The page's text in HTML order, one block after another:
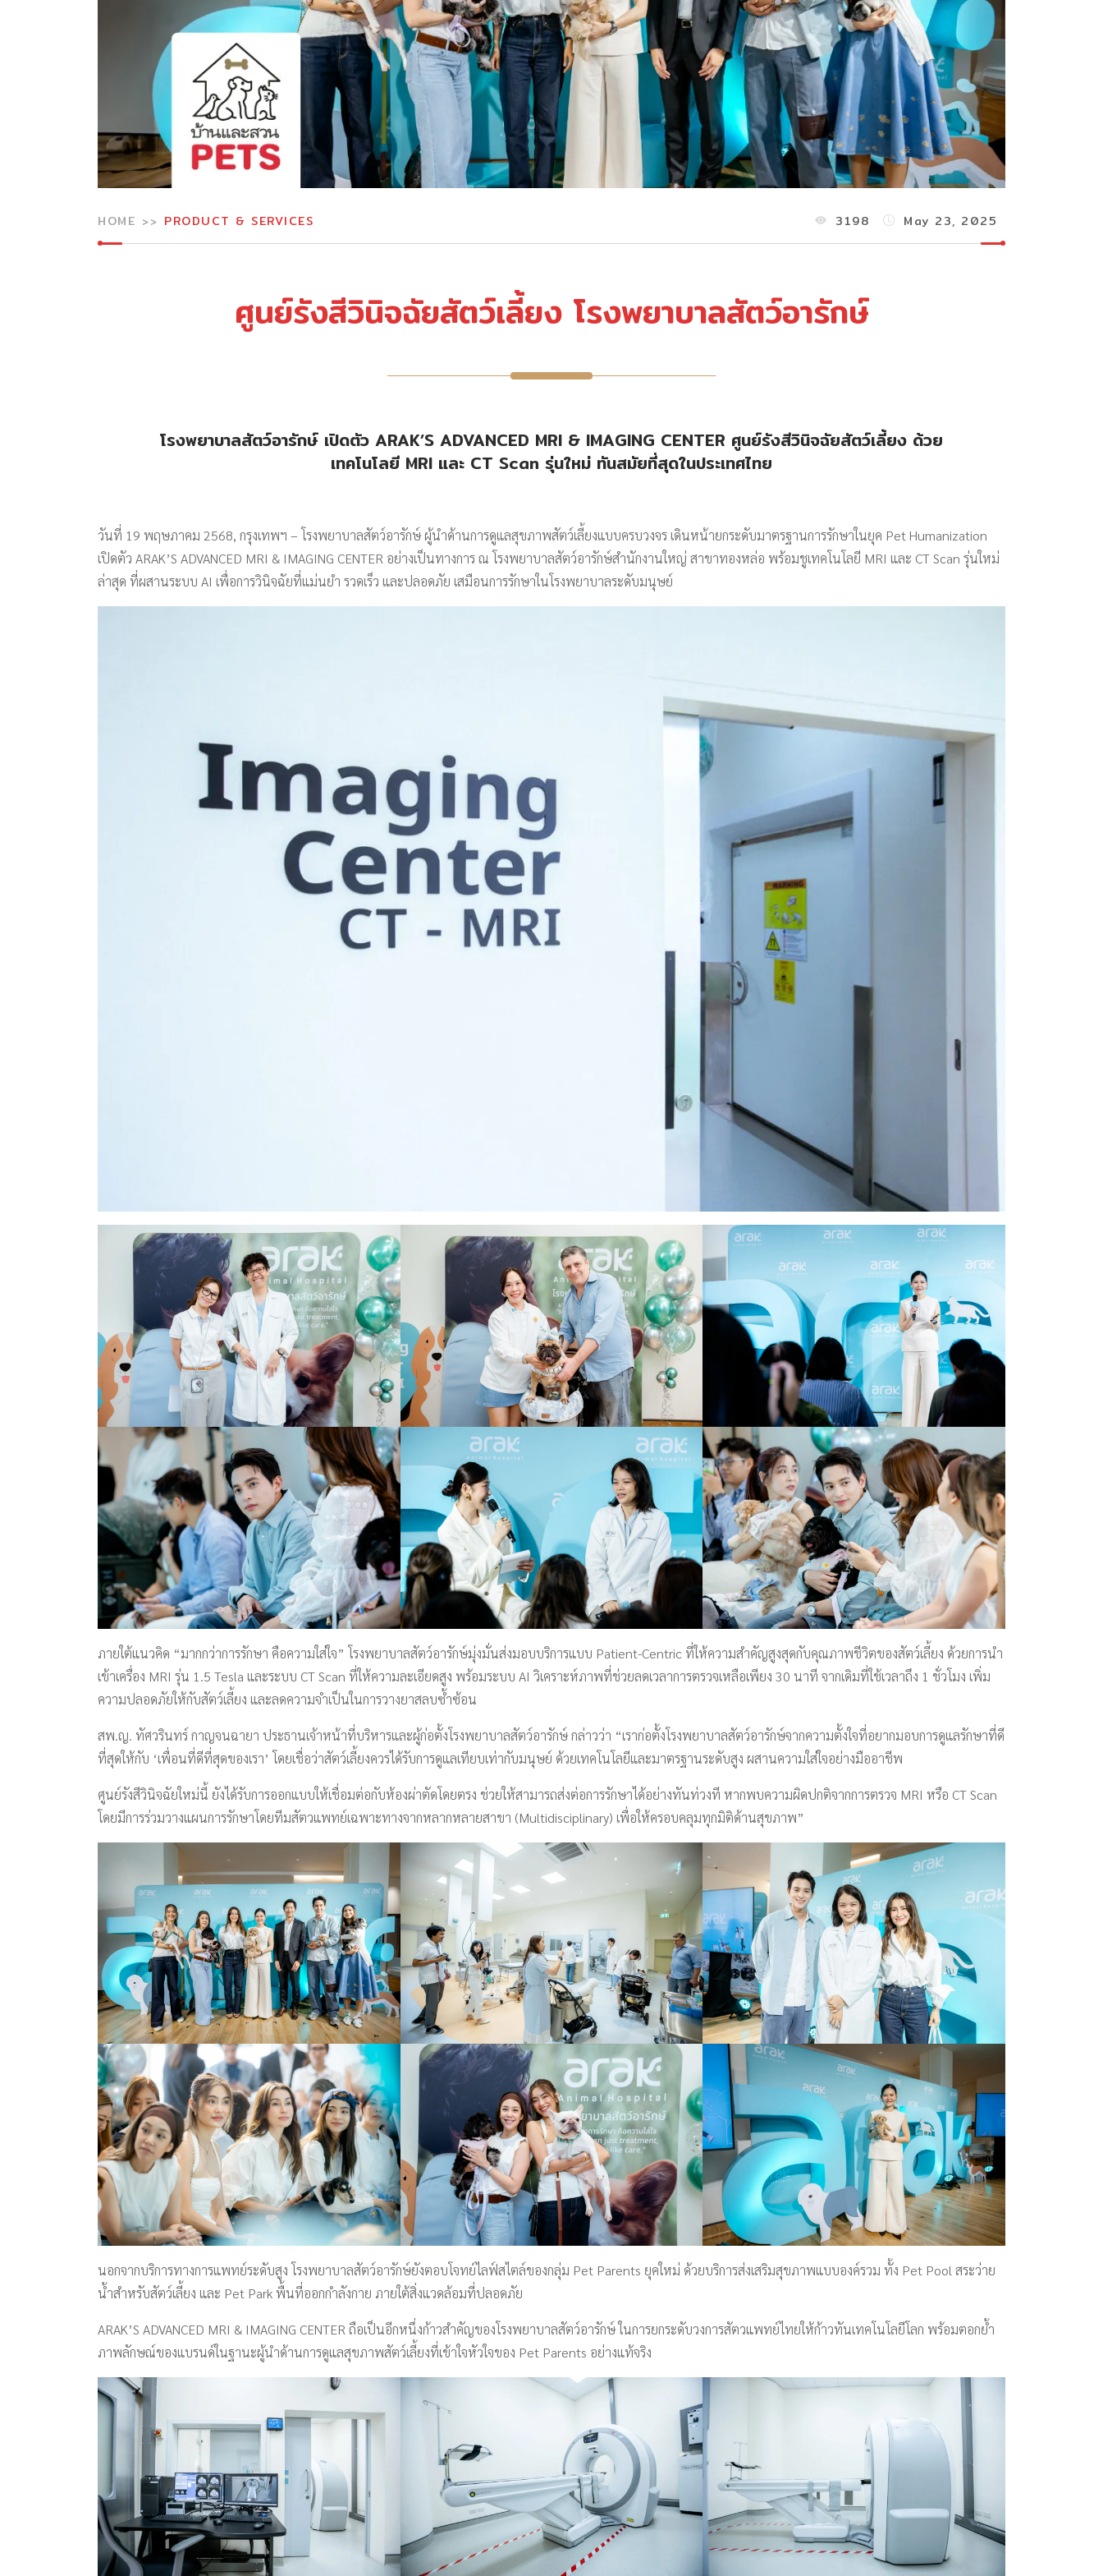
HOME PRODUCT & SERVICES 3198 May 23, 2025
ศูนย์รังสีวินิจฉัยสัตว์เลี้ยง โรงพยาบาลสัตว์อารักษ์
โรงพยาบาลสัตว์อารักษ์ เปิดตัว ARAK’S ADVANCED MRI & IMAGING CENTER ศูนย์รังสีวินิจฉัยสัตว์เลี้ยง ด้วย
เทคโนโลยี MRI และ CT Scan รุ่นใหม่ ทันสมัยที่สุดในประเทศไทย
วันที่ 19 พฤษภาคม 2568, กรุงเทพฯ – โรงพยาบาลสัตว์อารักษ์ ผู้นำด้านการดูแลสุขภาพสัตว์เลี้ยงแบบครบวงจร เดินหน้ายกระดับมาตรฐานการรักษาในยุค Pet Humanization
เปิดตัว ARAK’S ADVANCED MRI & IMAGING CENTER อย่างเป็นทางการ ณ โรงพยาบาลสัตว์อารักษ์สำนักงานใหญ่ สาขาทองหล่อ พร้อมชูเทคโนโลยี MRI และ CT Scan รุ่นใหม่
ล่าสุด ที่ผสานระบบ AI เพื่อการวินิจฉัยที่แม่นยำ รวดเร็ว และปลอดภัย เสมือนการรักษาในโรงพยาบาลระดับมนุษย์
ภายใต้แนวคิด “มากกว่าการรักษา คือความใส่ใจ” โรงพยาบาลสัตว์อารักษ์มุ่งมั่นส่งมอบบริการแบบ Patient-Centric ที่ให้ความสำคัญสูงสุดกับคุณภาพชีวิตของสัตว์เลี้ยง ด้วยการนำ
เข้าเครื่อง MRI รุ่น 1.5 Tesla และระบบ CT Scan ที่ให้ความละเอียดสูง พร้อมระบบ AI วิเคราะห์ภาพที่ช่วยลดเวลาการตรวจเหลือเพียง 30 นาที จากเดิมที่ใช้เวลาถึง 1 ชั่วโมง เพิ่ม
ความปลอดภัยให้กับสัตว์เลี้ยง และลดความจำเป็นในการวางยาสลบซ้ำซ้อน
สพ.ญ. ทัศวรินทร์ กาญจนฉายา ประธานเจ้าหน้าที่บริหารและผู้ก่อตั้งโรงพยาบาลสัตว์อารักษ์ กล่าวว่า “เราก่อตั้งโรงพยาบาลสัตว์อารักษ์จากความตั้งใจที่อยากมอบการดูแลรักษาที่ดี
ที่สุดให้กับ ‘เพื่อนที่ดีที่สุดของเรา’ โดยเชื่อว่าสัตว์เลี้ยงควรได้รับการดูแลเทียบเท่ากับมนุษย์ ด้วยเทคโนโลยีและมาตรฐานระดับสูง ผสานความใส่ใจอย่างมืออาชีพ
ศูนย์รังสีวินิจฉัยใหม่นี้ ยังได้รับการออกแบบให้เชื่อมต่อกับห้องผ่าตัดโดยตรง ช่วยให้สามารถส่งต่อการรักษาได้อย่างทันท่วงที หากพบความผิดปกติจากการตรวจ MRI หรือ CT Scan
โดยมีการร่วมวางแผนการรักษาโดยทีมสัตวแพทย์เฉพาะทางจากหลากหลายสาขา (Multidisciplinary) เพื่อให้ครอบคลุมทุกมิติด้านสุขภาพ”
นอกจากบริการทางการแพทย์ระดับสูง โรงพยาบาลสัตว์อารักษ์ยังตอบโจทย์ไลฟ์สไตล์ของกลุ่ม Pet Parents ยุคใหม่ ด้วยบริการส่งเสริมสุขภาพแบบองค์รวม ทั้ง Pet Pool สระว่าย
น้ำสำหรับสัตว์เลี้ยง และ Pet Park พื้นที่ออกกำลังกาย ภายใต้สิ่งแวดล้อมที่ปลอดภัย
ARAK’S ADVANCED MRI & IMAGING CENTER ถือเป็นอีกหนึ่งก้าวสำคัญของโรงพยาบาลสัตว์อารักษ์ ในการยกระดับวงการสัตวแพทย์ไทยให้ก้าวทันเทคโนโลยีโลก พร้อมตอกย้ำ
ภาพลักษณ์ของแบรนด์ในฐานะผู้นำด้านการดูแลสุขภาพสัตว์เลี้ยงที่เข้าใจหัวใจของ Pet Parents อย่างแท้จริง